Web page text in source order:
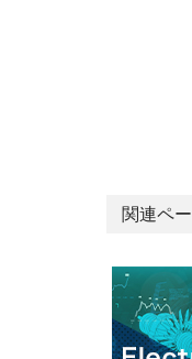
関連ペ